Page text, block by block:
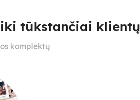
tūkstančiai klientų
komplektų